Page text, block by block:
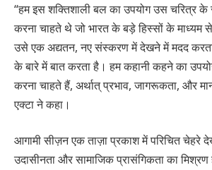
“हम इस शक्तिशाली बल का उपयोग उस चरित्र
करना चाहते थे जो भारत के बड़े हिस्सों के माध्यम
उसे एक अद्यतन, नए संस्करण में देखने में मदद करता
के बारे में बात करता है। हम कहानी कहने का
करना चाहते हैं, अर्थात् प्रभाव, जागरूकता, और
एक्टा ने कहा।
आगामी सीज़न एक ताज़ा प्रकाश में परिचित चेहरे
उदासीनता और सामाजिक प्रासंगिकता का मिश्रण